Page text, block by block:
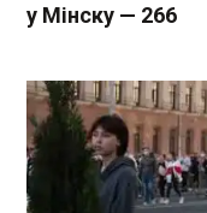
у Мінску — 266